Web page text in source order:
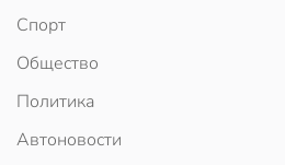
Спорт
Общество
Политика
Автоновости